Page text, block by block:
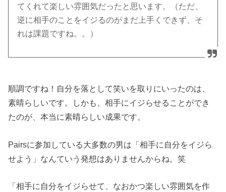
てくれて楽しい雰囲気だったと思います。（ただ、
逆に相手のことをイジるのがまだ上手くできず、そ
れは課題ですね。。）
順調ですね！自分を落として笑いを取りにいったのは、
素晴らしいです。しかも、相手にイジらせることができ
たのが、本当に素晴らしい成果です。
Pairsに参加している大多数の男は「相手に自分をイジら
せよう」なんていう発想はありませんからね。笑
「相手に自分をイジらせて、なおかつ楽しい雰囲気を作